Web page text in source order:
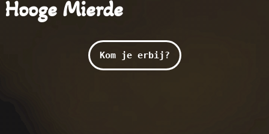
Hooge Mierde
Kom je erbij?